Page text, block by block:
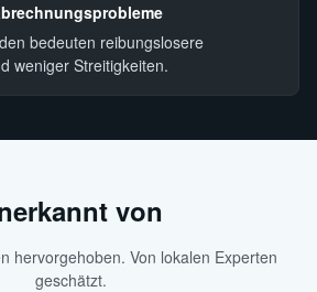
bedeuten reibungslosere
weniger Streitigkeiten.
von
hervorgehoben. Von lokalen Experten
geschätzt.